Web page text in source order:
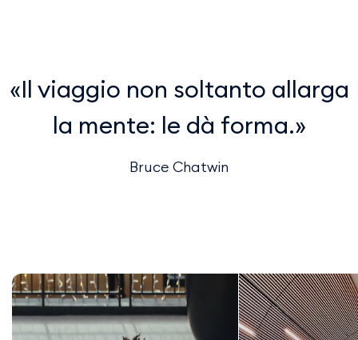
Il viaggio non soltanto allarga
la mente: le dà forma.
Bruce Chatwin